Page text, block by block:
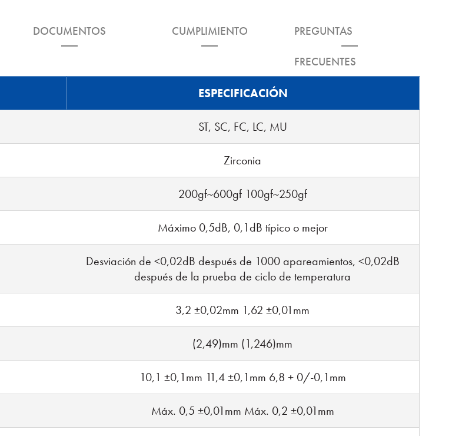
DOCUMENTOS CUMPLIMIENTO PREGUNTAS
FRECUENTES
ESPECIFICACIÓN
ST, SC, FC, LC, MU
Zirconia
200gf~600gf 100gf~250gf
Máximo 0,5dB, 0,1dB típico o mejor
Desviación de <0,02dB después de 1000 apareamientos, <0,02dB
después de la prueba de ciclo de temperatura
3,2 ±0,02mm 1,62 ±0,01mm
(2,49)mm (1,246)mm
10,1 ±0,1mm 11,4 ±0,1mm 6,8 + 0/-0,1mm
Máx. 0,5 ±0,01mm Máx. 0,2 ±0,01mm